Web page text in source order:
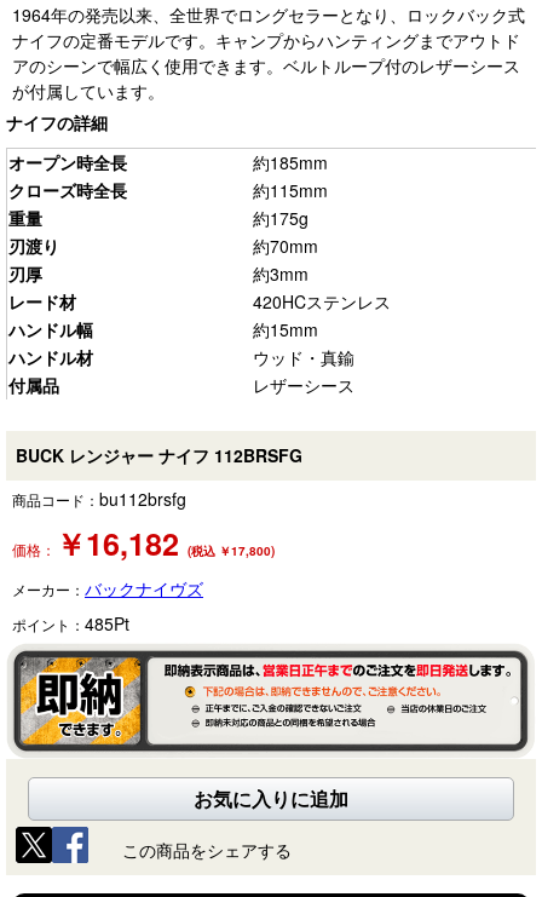
1964年の発売以来、全世界でロングセラーとなり、ロックバック式
ナイフの定番モデルです。キャンプからハンティングまでアウトド
アのシーンで幅広く使用できます。ベルトループ付のレザーシース
が付属しています。
ナイフの詳細
オープン時全長
約185mm
クローズ時全長
約115mm
重量
約175g
刃渡り
約70mm
刃厚
約3mm
レード材
420HCステンレス
ハンドル幅
約15mm
ハンドル材
ウッド・真鍮
付属品
レザーシース
BUCK レンジャー ナイフ 112BRSFG
商品コード： bu112brsfg
価格： ￥16,182 (税込 ￥17,800)
メーカー： バックナイヴズ
ポイント： 485Pt
お気に入りに追加
この商品をシェアする